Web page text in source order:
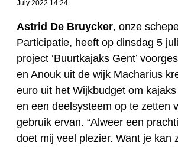
July 2022 14:24
Astrid De Bruycker, onze
Participatie, heeft op dinsdag 5
project ‘Buurtkajaks Gent’
en Anouk uit de wijk Macharius
euro uit het Wijkbudget om
en een deelsysteem op te zetten
gebruik ervan. “Alweer een
doet mij veel plezier. Want je kan